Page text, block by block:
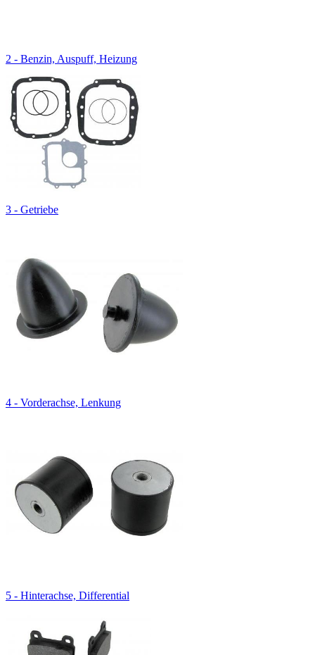
2 - Benzin, Auspuff, Heizung
3 - Getriebe
4 - Vorderachse, Lenkung
5 - Hinterachse, Differential